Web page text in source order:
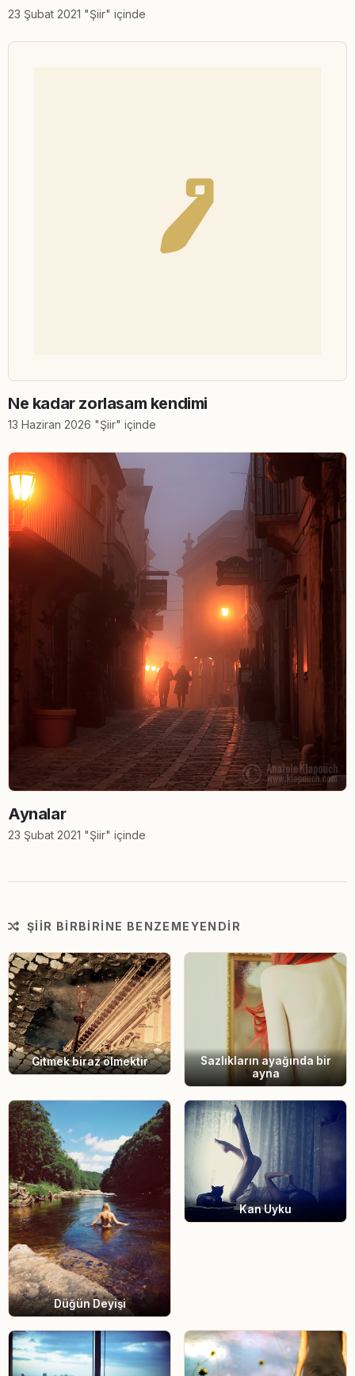
23 Şubat 2021 "Şiir" içinde
Ne kadar zorlasam kendimi
13 Haziran 2026 "Şiir" içinde
Aynalar
23 Şubat 2021 "Şiir" içinde
ŞIIR BIRBIRINE BENZEMEYENDIR
Gitmek biraz ölmektir
Sazlıkların ayağında bir
ayna
Düğün Deyişi
Kan Uyku